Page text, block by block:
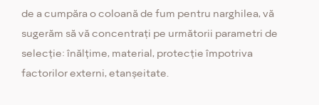
de a cumpăra o coloană de fum pentru narghilea, vă
sugerăm să vă concentrați pe următorii parametri de
selecție: înălțime, material, protecție împotriva
factorilor externi, etanșeitate.